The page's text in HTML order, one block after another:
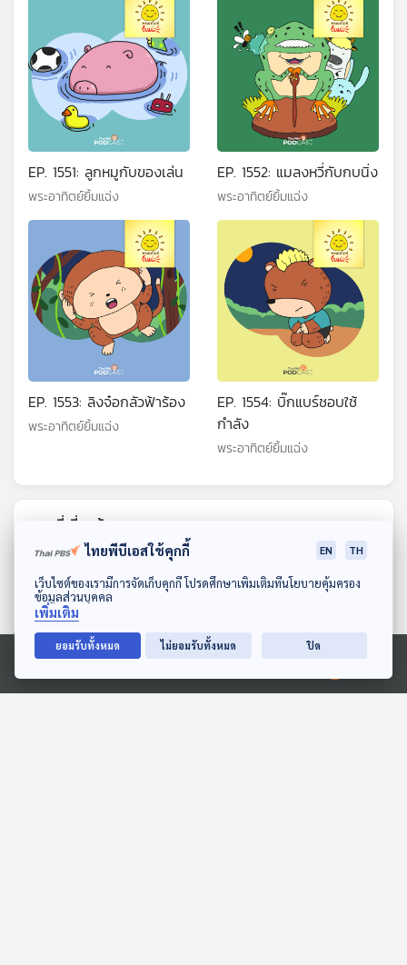
ดาวน์โหลด Thai PBS Podcast Application
Ⓒ 2020 องค์การกระจายเสียงและแพร่ภาพสาธารณะแห่งประเทศไทย
EP. 1551: ลูกหมูกับของเล่น
พระอาทิตย์ยิ้มแฉ่ง
EP. 1552: แมลงหวี่กับกบนิ่ง
พระอาทิตย์ยิ้มแฉ่ง
EP. 1553: ลิงจ๋อกลัวฟ้าร้อง
พระอาทิตย์ยิ้มแฉ่ง
EP. 1554: บิ๊กแบร์ชอบใช้
กำลัง
พระอาทิตย์ยิ้มแฉ่ง
ตอนที่เกี่ยวข้อง
ไทยพีบีเอสใช้คุกกี้ EN TH
เว็บไซต์ของเรามีการจัดเก็บคุกกี้ โปรดศึกษาเพิ่มเติมที่นโยบายคุ้มครอง
ข้อมูลส่วนบุคคล
เพิ่มเติม
ยอมรับทั้งหมด ไม่ยอมรับทั้งหมด ปิด